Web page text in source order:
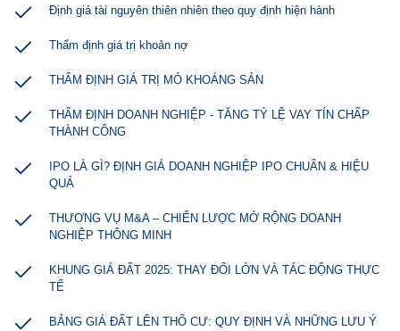
Định giá tài nguyên thiên nhiên theo quy định hiện hành
Thẩm định giá trị khoản nợ
THẨM ĐỊNH GIÁ TRỊ MỎ KHOÁNG SẢN
THẨM ĐỊNH DOANH NGHIỆP - TĂNG TỶ LỆ VAY TÍN CHẤP
THÀNH CÔNG
IPO LÀ GÌ? ĐỊNH GIÁ DOANH NGHIỆP IPO CHUẨN & HIỆU
QUẢ
THƯƠNG VỤ M&A – CHIẾN LƯỢC MỞ RỘNG DOANH
NGHIỆP THÔNG MINH
KHUNG GIÁ ĐẤT 2025: THAY ĐỔI LỚN VÀ TÁC ĐỘNG THỰC
TẾ
BẢNG GIÁ ĐẤT LÊN THỔ CƯ: QUY ĐỊNH VÀ NHỮNG LƯU Ý